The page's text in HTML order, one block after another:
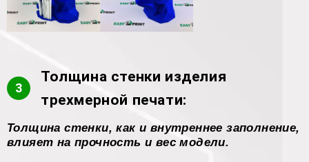
3
Толщина стенки изделия
трехмерной печати:
Толщина стенки, как и внутреннее заполнение,
влияет на прочность и вес модели.